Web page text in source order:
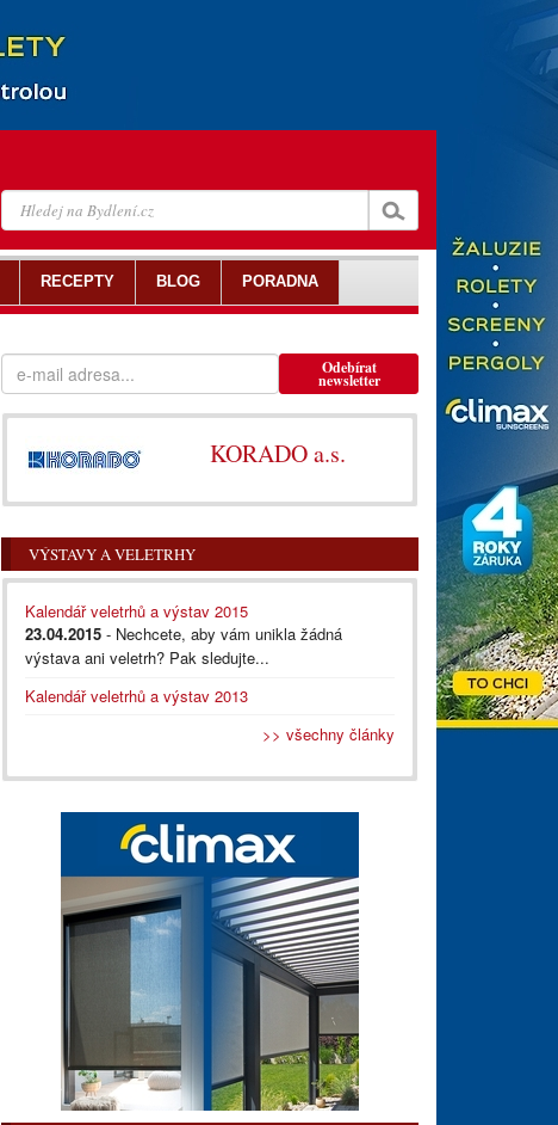
Odebírat
newsletter
KORADO a.s.
VÝSTAVY A VELETRHY
Kalendář veletrhů a výstav 2015
23.04.2015 - Nechcete, aby vám unikla žádná
výstava ani veletrh? Pak sledujte...
Kalendář veletrhů a výstav 2013
>> všechny články
RECEPTY BLOG PORADNA